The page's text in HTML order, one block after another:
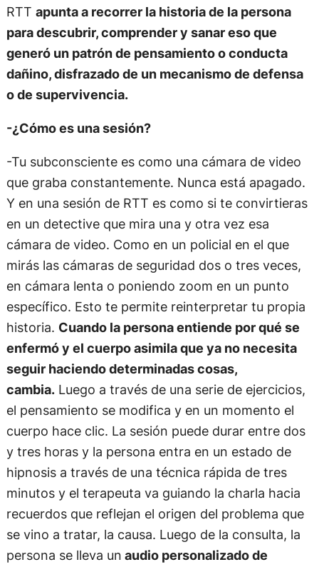
RTT apunta a recorrer la historia de la persona
para descubrir, comprender y sanar eso que
generó un patrón de pensamiento o conducta
dañino, disfrazado de un mecanismo de defensa
o de supervivencia.
-¿Cómo es una sesión?
-Tu subconsciente es como una cámara de video
que graba constantemente. Nunca está apagado.
Y en una sesión de RTT es como si te convirtieras
en un detective que mira una y otra vez esa
cámara de video. Como en un policial en el que
mirás las cámaras de seguridad dos o tres veces,
en cámara lenta o poniendo zoom en un punto
específico. Esto te permite reinterpretar tu propia
historia. Cuando la persona entiende por qué se
enfermó y el cuerpo asimila que ya no necesita
seguir haciendo determinadas cosas,
cambia.Luego a través de una serie de ejercicios,
el pensamiento se modifica y en un momento el
cuerpo hace clic. La sesión puede durar entre dos
y tres horas y la persona entra en un estado de
hipnosis a través de una técnica rápida de tres
minutos y el terapeuta va guiando la charla hacia
recuerdos que reflejan el origen del problema que
se vino a tratar, la causa. Luego de la consulta, la
persona se lleva un audio personalizado de